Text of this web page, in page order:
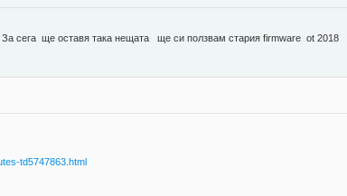
сега ще оставя така нещата ще си ползвам стария firmware ot 2018
td5747863.html